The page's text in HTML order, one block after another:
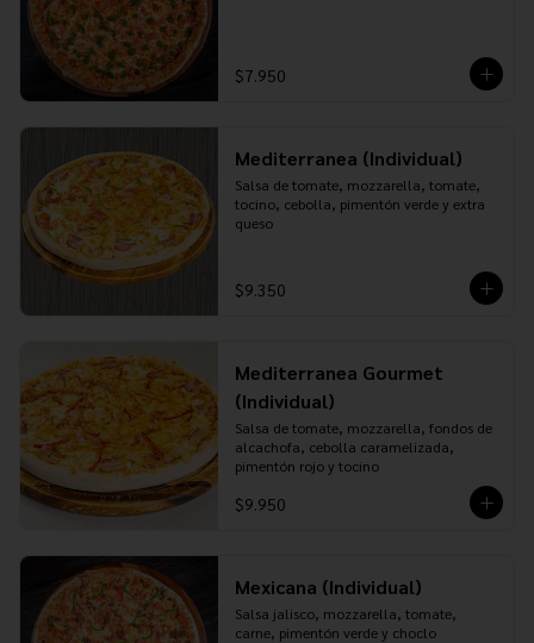
$7.950
Mediterranea (Individual)
Salsa de tomate, mozzarella, tomate,
tocino, cebolla, pimentón verde y extra
queso
$9.350
Mediterranea Gourmet
(Individual)
Salsa de tomate, mozzarella, fondos de
alcachofa, cebolla caramelizada,
pimentón rojo y tocino
$9.950
Mexicana (Individual)
Salsa jalisco, mozzarella, tomate,
carne, pimentón verde y choclo